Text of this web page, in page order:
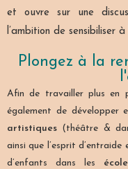
et ouvre sur une
l’ambition de sensibiliser
Plongez à la
Afin de travailler plus en
également de développer
artistiques (théâtre &
ainsi que l’esprit
d’enfants dans les